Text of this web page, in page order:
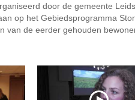
door de gemeente
op het Gebiedsprogramma
de eerder gehouden